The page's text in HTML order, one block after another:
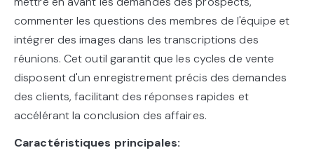
commenter les questions des membres de l'équipe et
intégrer des images dans les transcriptions des
réunions. Cet outil garantit que les cycles de vente
disposent d'un enregistrement précis des demandes
des clients, facilitant des réponses rapides et
accélérant la conclusion des affaires.
Caractéristiques principales: